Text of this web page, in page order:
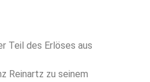
Teil des Erlöses aus
Reinartz zu seinem